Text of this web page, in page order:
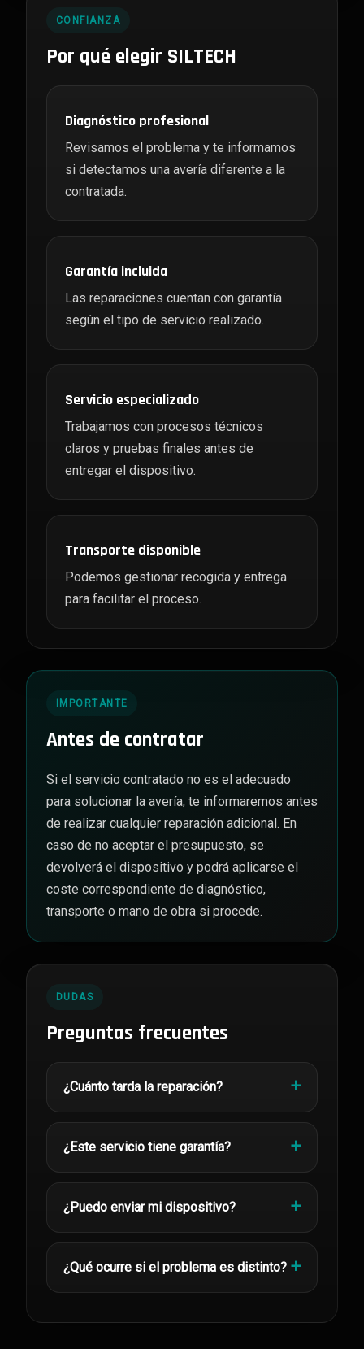
CONFIANZA
Por qué elegir SILTECH
Diagnóstico profesional
Revisamos el problema y te informamos
si detectamos una avería diferente a la
contratada.
Garantía incluida
Las reparaciones cuentan con garantía
según el tipo de servicio realizado.
Servicio especializado
Trabajamos con procesos técnicos
claros y pruebas finales antes de
entregar el dispositivo.
Transporte disponible
Podemos gestionar recogida y entrega
para facilitar el proceso.
IMPORTANTE
Antes de contratar
Si el servicio contratado no es el adecuado
para solucionar la avería, te informaremos antes
de realizar cualquier reparación adicional. En
caso de no aceptar el presupuesto, se
devolverá el dispositivo y podrá aplicarse el
coste correspondiente de diagnóstico,
transporte o mano de obra si procede.
DUDAS
Preguntas frecuentes
¿Cuánto tarda la reparación?
¿Este servicio tiene garantía?
¿Puedo enviar mi dispositivo?
¿Qué ocurre si el problema es distinto?